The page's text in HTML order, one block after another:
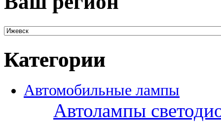
Категории
Автомобильные лампы
Автолампы